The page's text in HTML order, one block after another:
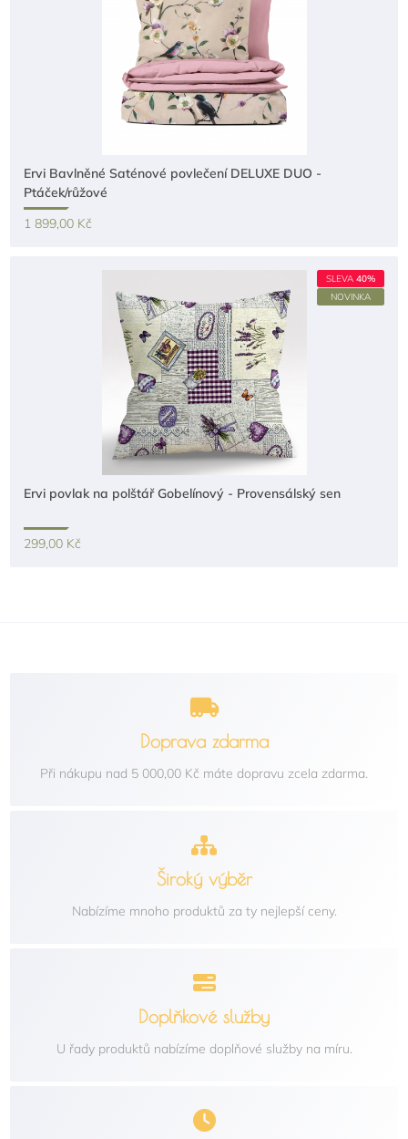
Ervi Bavlněné Saténové povlečení DELUXE DUO -
Ptáček/růžové
1 899,00 Kč
SLEVA 40%
NOVINKA
Ervi povlak na polštář Gobelínový - Provensálský sen
299,00 Kč
Doprava zdarma
Při nákupu nad 5 000,00 Kč máte dopravu zcela zdarma.
Široký výběr
Nabízíme mnoho produktů za ty nejlepší ceny.
Doplňkové služby
U řady produktů nabízíme doplňové služby na míru.